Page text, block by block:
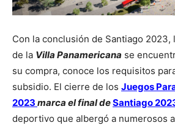
Con la conclusión de Santiago
de la Villa Panamericana se
su compra, conoce los requisitos
subsidio. El cierre de los Juegos
2023 marca el final deSantiago
deportivo que albergó a numerosos